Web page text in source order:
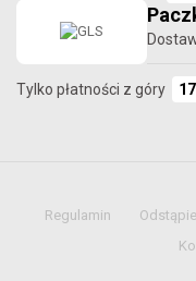
Tylko płatności z góry
Regulamin